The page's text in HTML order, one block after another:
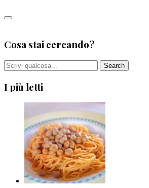
Cosa stai cercando?
I più letti